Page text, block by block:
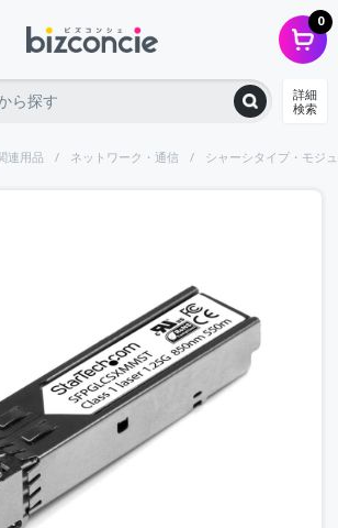
0
詳細
検索
連用品 ネットワーク・通信 シャーシタイプ・モジ